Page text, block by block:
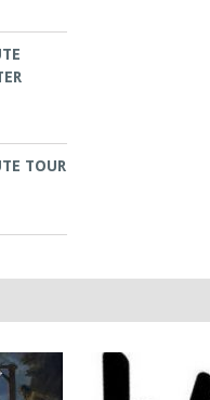
TOUR